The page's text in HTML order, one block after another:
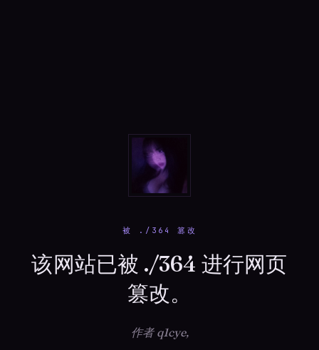
被 ./364 篡改
该网站已被 ./364 进行网页
篡改。
作者 q1cye,